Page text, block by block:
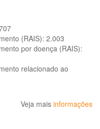
(RAIS): 2.003
por doença (RAIS):
relacionado ao
Veja mais informações